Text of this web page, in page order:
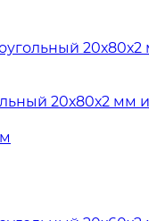
20х80х2 мм